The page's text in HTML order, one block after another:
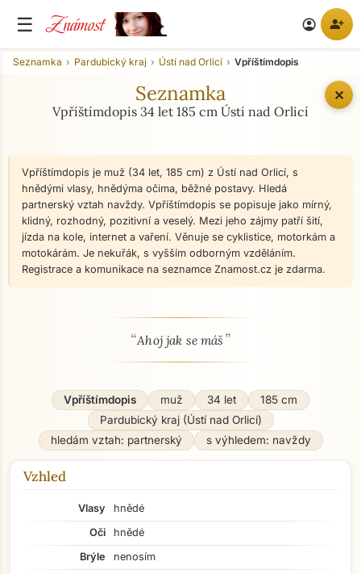
☰ Známost account_circle person_add
✕
Seznamka Pardubický kraj Ústí nad Orlicí Vpříštímdopis
Seznamka
Vpříštímdopis 34 let 185 cm Ústí nad Orlicí
Vpříštímdopis je muž (34 let, 185 cm) z Ústí nad Orlicí, s
hnědými vlasy, hnědýma očima, běžné postavy. Hledá
partnerský vztah navždy. Vpříštímdopis se popisuje jako mírný,
klidný, rozhodný, pozitivní a veselý. Mezi jeho zájmy patří šití,
jízda na kole, internet a vaření. Věnuje se cyklistice, motorkám a
motokárám. Je nekuřák, s vyšším odborným vzděláním.
Registrace a komunikace na seznamce Znamost.cz je zdarma.
O mně - seznamka profil
“Ahoj jak se máš ”
Vpříštímdopis muž 34 let
185 cm
Pardubický kraj (Ústí nad Orlicí)
hledám vztah: partnerský
s výhledem: navždy
Vzhled
Vlasy
hnědé
Oči
hnědé
Brýle
nenosím